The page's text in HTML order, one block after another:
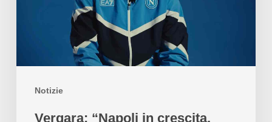
Notizie
Vergara: “Napoli in crescita,